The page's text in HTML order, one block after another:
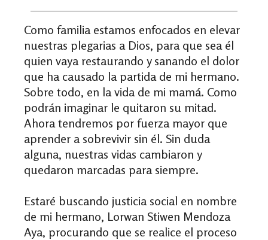
Como familia estamos enfocados en elevar
nuestras plegarias a Dios, para que sea él
quien vaya restaurando y sanando el dolor
que ha causado la partida de mi hermano.
Sobre todo, en la vida de mi mamá. Como
podrán imaginar le quitaron su mitad.
Ahora tendremos por fuerza mayor que
aprender a sobrevivir sin él. Sin duda
alguna, nuestras vidas cambiaron y
quedaron marcadas para siempre.
Estaré buscando justicia social en nombre
de mi hermano, Lorwan Stiwen Mendoza
Aya, procurando que se realice el proceso